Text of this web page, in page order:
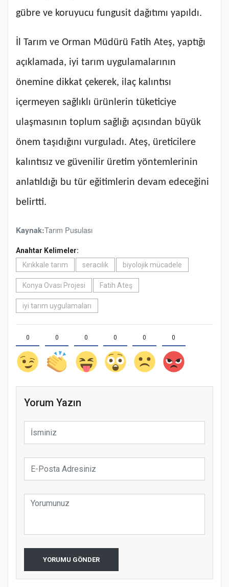
gübre ve koruyucu fungusit dağıtımı yapıldı.
İl Tarım ve Orman Müdürü Fatih Ateş, yaptığı
açıklamada, iyi tarım uygulamalarının
önemine dikkat çekerek, ilaç kalıntısı
içermeyen sağlıklı ürünlerin tüketiciye
ulaşmasının toplum sağlığı açısından büyük
önem taşıdığını vurguladı. Ateş, üreticilere
kalıntısız ve güvenilir üretim yöntemlerinin
anlatıldığı bu tür eğitimlerin devam edeceğini
belirtti.
Kaynak:Tarım Pusulası
Anahtar Kelimeler:
Kırıkkale tarım
seracılık biyolojik mücadele
Konya Ovası Projesi Fatih Ateş
iyi tarım uygulamaları
0 0 0 0 0 0
Yorum Yazın
YORUMU GÖNDER